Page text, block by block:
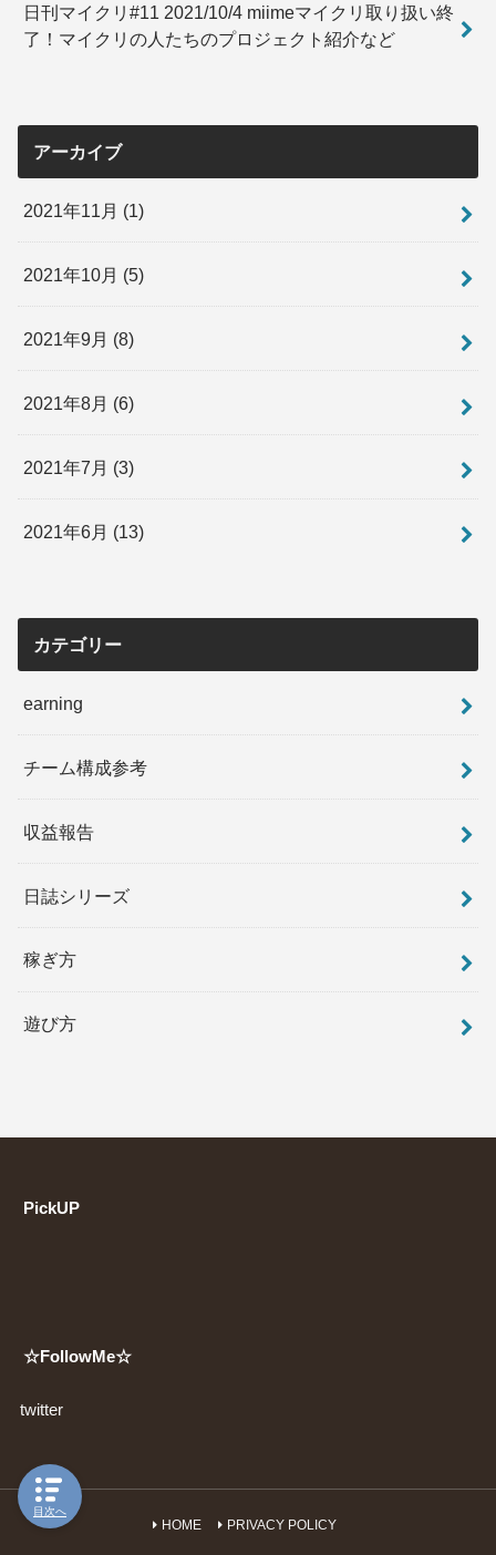
日刊マイクリ#11 2021/10/4 miimeマイクリ取り扱い終
了！マイクリの人たちのプロジェクト紹介など
アーカイブ
2021年11月 (1)
2021年10月 (5)
2021年9月 (8)
2021年8月 (6)
2021年7月 (3)
2021年6月 (13)
カテゴリー
earning
チーム構成参考
収益報告
日誌シリーズ
稼ぎ方
遊び方
PickUP
☆FollowMe☆
twitter
HOME PRIVACY POLICY
目次へ